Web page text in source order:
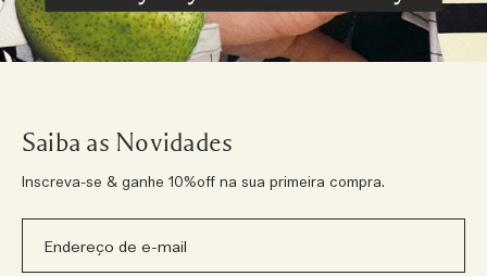
Saiba as Novidades
Inscreva-se & ganhe 10%off na sua primeira compra.